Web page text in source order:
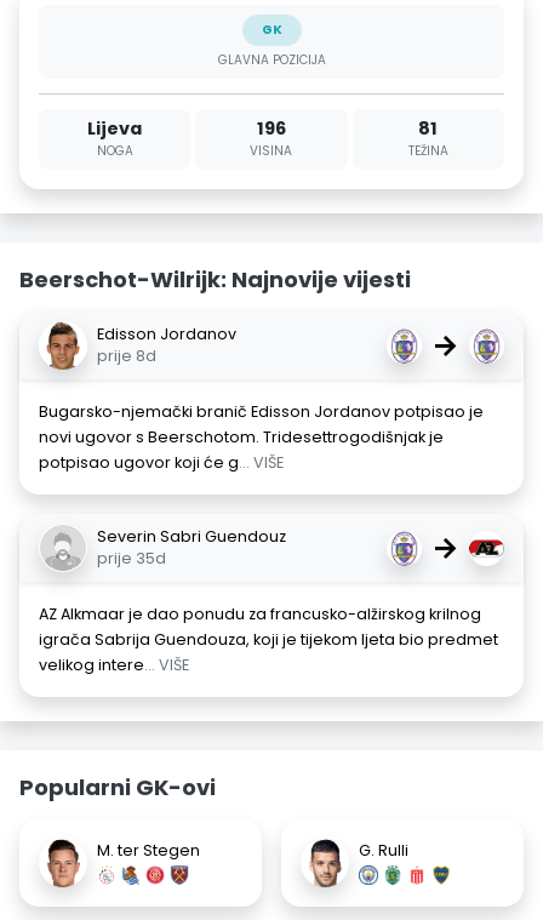
GK
GLAVNA POZICIJA
Lijeva
NOGA
196
VISINA
81
TEŽINA
Beerschot-Wilrijk: Najnovije vijesti
Edisson Jordanov
prije 8d
→
Bugarsko-njemački branič Edisson Jordanov potpisao je
novi ugovor s Beerschotom. Tridesettrogodišnjak je
potpisao ugovor koji će g... VIŠE
Severin Sabri Guendouz
prije 35d
→
AZ Alkmaar je dao ponudu za francusko-alžirskog krilnog
igrača Sabrija Guendouza, koji je tijekom ljeta bio predmet
velikog intere... VIŠE
Popularni GK-ovi
M. ter Stegen G. Rulli